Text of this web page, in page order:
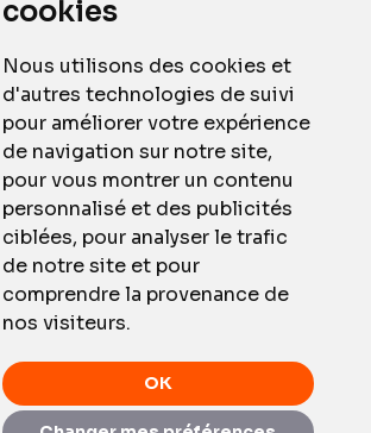
cookies
Nous utilisons des cookies et
d'autres technologies de suivi
pour améliorer votre expérience
de navigation sur notre site,
pour vous montrer un contenu
personnalisé et des publicités
ciblées, pour analyser le trafic
de notre site et pour
comprendre la provenance de
nos visiteurs.
OK